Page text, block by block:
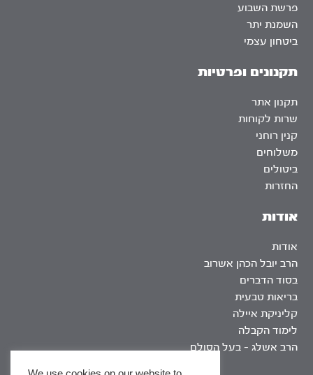
אודות
אודות
הרב יובל הכהן אשרוב
בסוד הדברים
בריאות טבעית
קליניקת איילה
לימוד הקבלה
הרב אשלג – בעל הסולם
פרשת השבוע
השמנת יתר
ביטחון עצמי
תקנונים ופרטיות
תקנון אתר
שרות לקוחות
קנין רוחני
משלוחים
ביטולים
החזרות